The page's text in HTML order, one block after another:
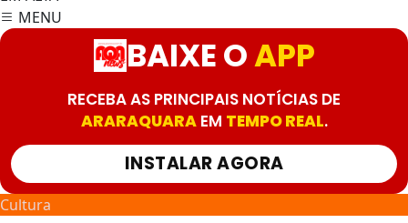
MENU
BAIXE OAPP
RECEBA AS PRINCIPAIS NOTÍCIAS DE
ARARAQUARAEM TEMPO REAL.
INSTALAR AGORA
Cultura